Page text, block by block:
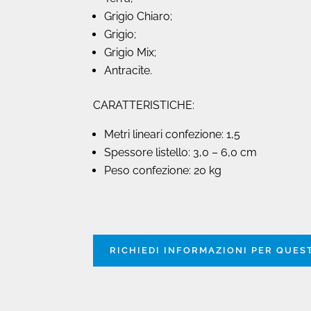
Grigio Chiaro;
Grigio;
Grigio Mix;
Antracite.
CARATTERISTICHE:
Metri lineari confezione: 1,5
Spessore listello: 3,0 – 6,0 cm
Peso confezione: 20 kg
RICHIEDI INFORMAZIONI PER